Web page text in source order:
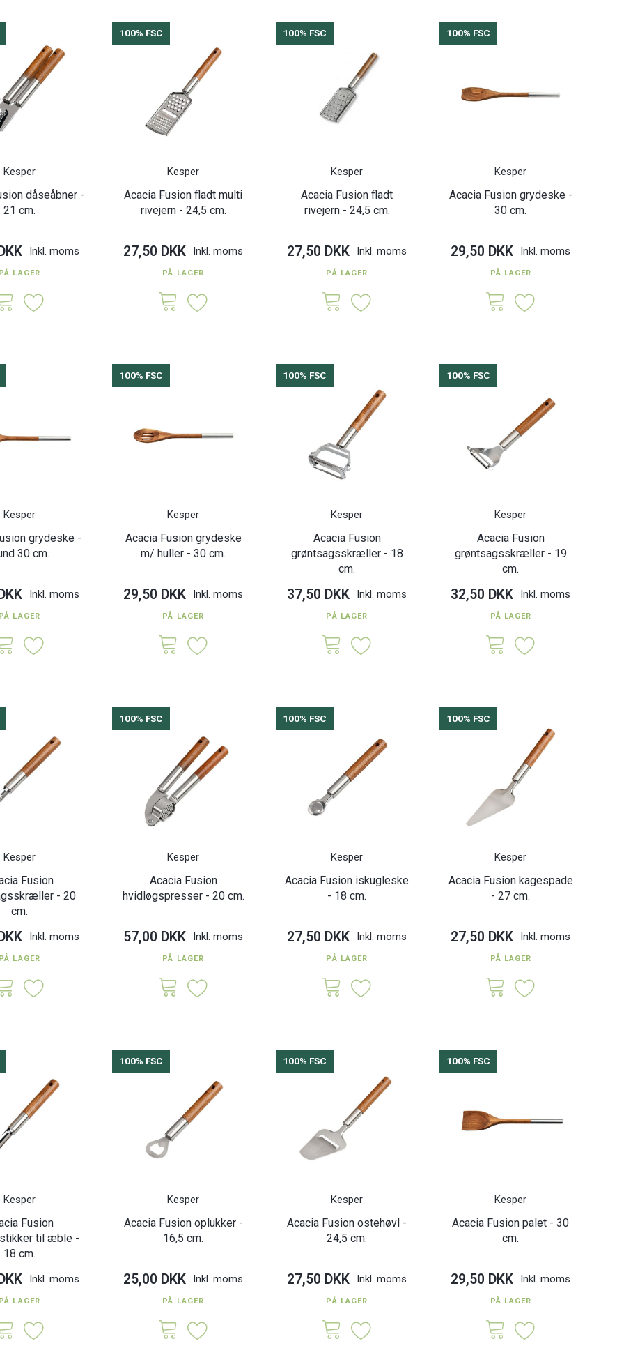
skær -
4 rum
Foliebakke med skær -
Bambus 2 rum
Steaktallerken - Akacietræ Ø
Kesper
dåseåbner -
21 cm.
Inkl. moms
PÅ LAGER
100% FSC
Kesper
Acacia Fusion fladt multi
rivejern - 24,5 cm.
27,50 DKK Inkl. moms
PÅ LAGER
100% FSC
Kesper
Acacia Fusion fladt
rivejern - 24,5 cm.
27,50 DKK Inkl. moms
PÅ LAGER
100% FSC
Kesper
Acacia Fusion grydeske -
30 cm.
29,50 DKK Inkl. moms
PÅ LAGER
Kesper
grydeske -
30 cm.
Inkl. moms
PÅ LAGER
100% FSC
Kesper
Acacia Fusion grydeske
m/ huller - 30 cm.
29,50 DKK Inkl. moms
PÅ LAGER
100% FSC
Kesper
Acacia Fusion
grøntsagsskræller - 18
cm.
37,50 DKK Inkl. moms
PÅ LAGER
100% FSC
Kesper
Acacia Fusion
grøntsagsskræller - 19
cm.
32,50 DKK Inkl. moms
PÅ LAGER
Kesper
Fusion
- 20
cm.
Inkl. moms
PÅ LAGER
100% FSC
Kesper
Acacia Fusion
hvidløgspresser - 20 cm.
57,00 DKK Inkl. moms
PÅ LAGER
100% FSC
Kesper
Acacia Fusion iskugleske
- 18 cm.
27,50 DKK Inkl. moms
PÅ LAGER
100% FSC
Kesper
Acacia Fusion kagespade
- 27 cm.
27,50 DKK Inkl. moms
PÅ LAGER
Kesper
Fusion
til æble -
18 cm.
Inkl. moms
PÅ LAGER
100% FSC
Kesper
Acacia Fusion oplukker -
16,5 cm.
25,00 DKK Inkl. moms
PÅ LAGER
100% FSC
Kesper
Acacia Fusion ostehøvl -
24,5 cm.
27,50 DKK Inkl. moms
PÅ LAGER
100% FSC
Kesper
Acacia Fusion palet - 30
cm.
29,50 DKK Inkl. moms
PÅ LAGER